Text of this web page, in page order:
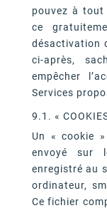
pouvez à tout
ce
désactivation
ci-après,
empêcher
Services
9.1. «
Un « cookie
envoyé sur
enregistré au
ordinateur,
Ce fichier